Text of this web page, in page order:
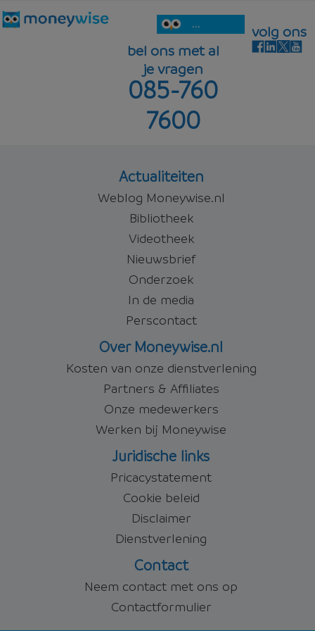
...
bel ons met al
je vragen
085-760
7600
volg ons
Actualiteiten
Weblog Moneywise.nl
Bibliotheek
Videotheek
Nieuwsbrief
Onderzoek
In de media
Perscontact
Over Moneywise.nl
Kosten van onze dienstverlening
Partners & Affiliates
Onze medewerkers
Werken bij Moneywise
Juridische links
Pricacystatement
Cookie beleid
Disclaimer
Dienstverlening
Contact
Neem contact met ons op
Contactformulier